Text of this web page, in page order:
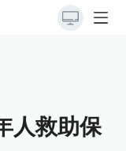
人救助保